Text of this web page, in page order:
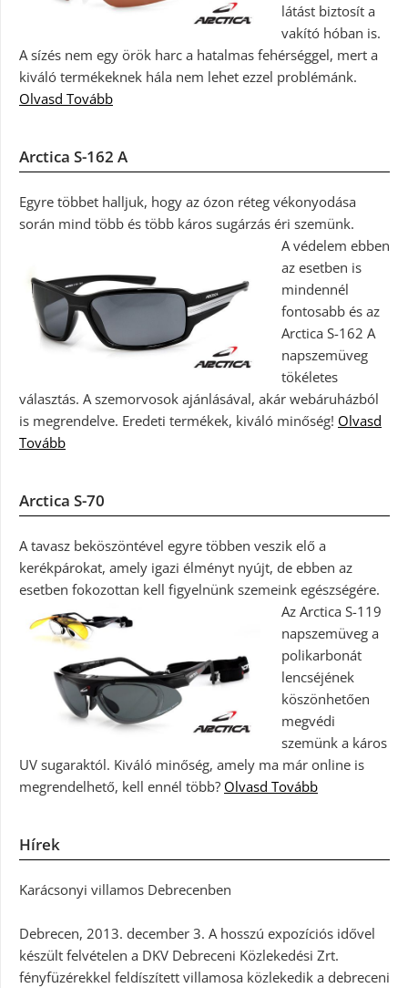
látást biztosít a
vakító hóban is.
A sízés nem egy örök harc a hatalmas fehérséggel, mert a
kiváló termékeknek hála nem lehet ezzel problémánk.
Olvasd Tovább
Arctica S-162 A
Egyre többet halljuk, hogy az ózon réteg vékonyodása
során mind több és több káros sugárzás éri szemünk.
A védelem ebben
az esetben is
mindennél
fontosabb és az
Arctica S-162 A
napszemüveg
tökéletes
választás. A szemorvosok ajánlásával, akár webáruházból
is megrendelve. Eredeti termékek, kiváló minőség! Olvasd
Tovább
Arctica S-70
A tavasz beköszöntével egyre többen veszik elő a
kerékpárokat, amely igazi élményt nyújt, de ebben az
esetben fokozottan kell figyelnünk szemeink egészségére.
Az Arctica S-119
napszemüveg a
polikarbonát
lencséjének
köszönhetően
megvédi
szemünk a káros
UV sugaraktól. Kiváló minőség, amely ma már online is
megrendelhető, kell ennél több? Olvasd Tovább
Hírek
Karácsonyi villamos Debrecenben
Debrecen, 2013. december 3. A hosszú expozíciós idővel
készült felvételen a DKV Debreceni Közlekedési Zrt.
fényfüzérekkel feldíszített villamosa közlekedik a debreceni